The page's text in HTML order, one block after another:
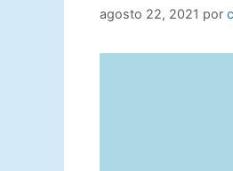
agosto 22, 2021 por